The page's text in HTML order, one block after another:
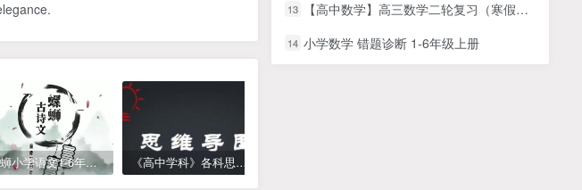
螺蛳小学语文1-6年级《小学古诗文》课程视频 《高中学科》各科思维导图
13 【高中数学】高三数学二轮复习（寒假实录）全21讲
14 小学数学 错题诊断 1-6年级上册